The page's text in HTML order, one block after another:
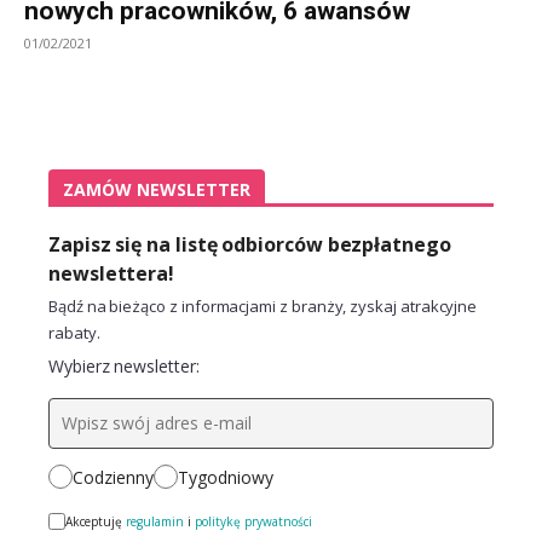
nowych pracowników, 6 awansów
01/02/2021
ZAMÓW NEWSLETTER
Zapisz się na listę odbiorców bezpłatnego
newslettera!
Bądź na bieżąco z informacjami z branży, zyskaj atrakcyjne
rabaty.
Wybierz newsletter:
Codzienny Tygodniowy
Akceptuję regulamin i politykę prywatności